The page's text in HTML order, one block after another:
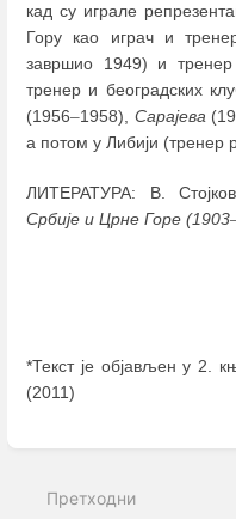
кад су играле
Гору као играч и
завршио 1949) и тренер
тренер и београдских
(1956–1958), Сарајева
а потом у Либији (тренер
ЛИТЕРАТУРА: В.
Србије и Црне Горе (1903
*Текст је објављен у 2.
(2011)
mode
Претходни